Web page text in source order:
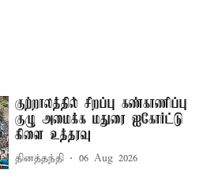
குற்றாலத்தில் சிறப்பு கண்காணிப்பு
குழு அமைக்க மதுரை ஐகோர்ட்டு
கிளை உத்தரவு
தினத்தந்தி 06 Aug 2026